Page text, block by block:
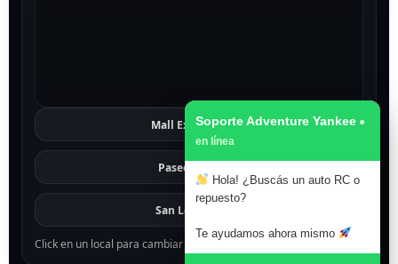
Mall Excelsior Ver
Paseo 1811
San Lorenzo
Click en un local para cambiar el mapa.
Soporte Adventure Yankee
Hola! ¿Buscás un auto RC o
repuesto?
Te ayudamos ahora mismo